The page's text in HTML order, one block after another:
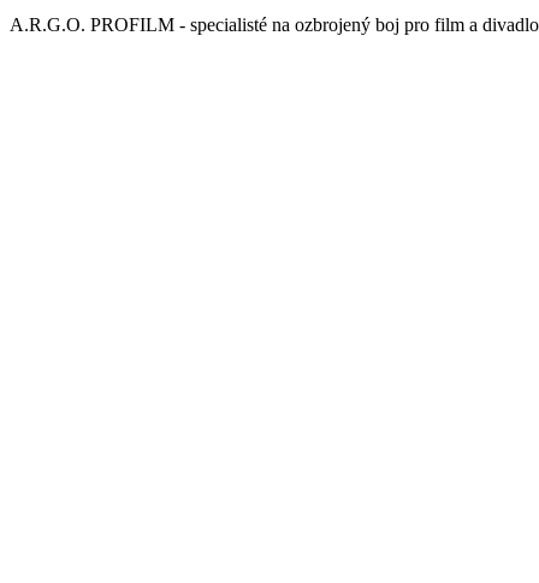
A.R.G.O. PROFILM - specialisté na ozbrojený boj pro film a divadlo